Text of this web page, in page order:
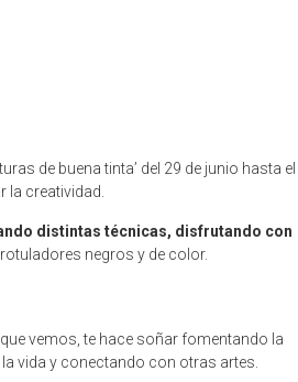
de buena tinta’ del 29 de junio hasta el
la creatividad.
distintas técnicas, disfrutando con
negros y de color.
vemos, te hace soñar fomentando la
vida y conectando con otras artes.